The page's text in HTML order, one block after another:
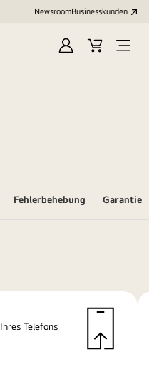
NewsroomBusinesskunden
AnmeldenWarenkorb
Menü
Fehlerbehebung Garantie
Telefons